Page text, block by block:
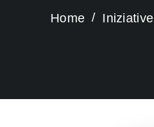
Home Iniziative